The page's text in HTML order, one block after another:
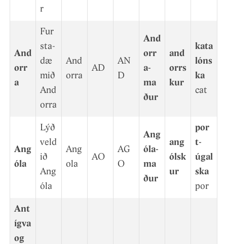
r
And
orr
a
Fur
sta­
dæ
mið
And
orra
And
orra
AD
AN
D
And
orr
a­
ma
ður
and
orrs
k­ur
kata
lóns
ka
cat
Ang
óla
Lýð
veld
ið
Ang
óla
Ang
ola
AO
AG
O
Ang
óla­
ma
ður
ang
ólsk
ur
por
t­
úgal
ska
por
Ant
ígva
og